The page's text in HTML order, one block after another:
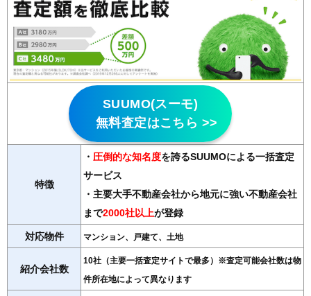
SUUMO(スーモ)
無料査定はこちら >>
特徴
・ 圧倒的な知名度を誇るSUUMOによる一括査定
サービス
・主要大手不動産会社から地元に強い不動産会社
まで2000社以上が登録
対応物件 マンション、戸建て、土地
紹介会社数
10社（主要一括査定サイトで最多）※査定可能会社数は物
件所在地によって異なります